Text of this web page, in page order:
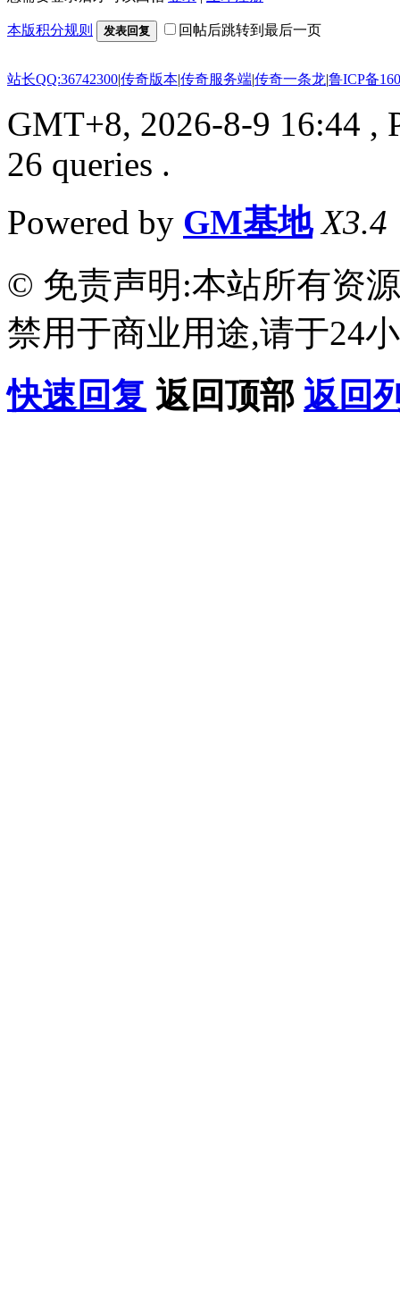
本版积分规则 发表回复 回帖后跳转到最后一页
站长QQ:36742300|传奇版本|传奇服务端|传奇一条龙|鲁ICP备
GMT+8, 2026-8-9 16:44 ,
26 queries .
Powered by GM基地 X3.4
© 免责声明:本站所有资
禁用于商业用途,请于24
快速回复 返回顶部 返回